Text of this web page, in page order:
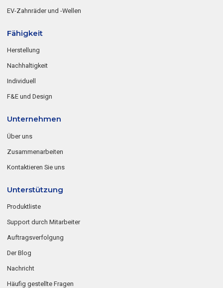
EV-Zahnräder und -Wellen
Fähigkeit
Herstellung
Nachhaltigkeit
Individuell
F&E und Design
Unternehmen
Über uns
Zusammenarbeiten
Kontaktieren Sie uns
Unterstützung
Produktliste
Support durch Mitarbeiter
Auftragsverfolgung
Der Blog
Nachricht
Häufig gestellte Fragen